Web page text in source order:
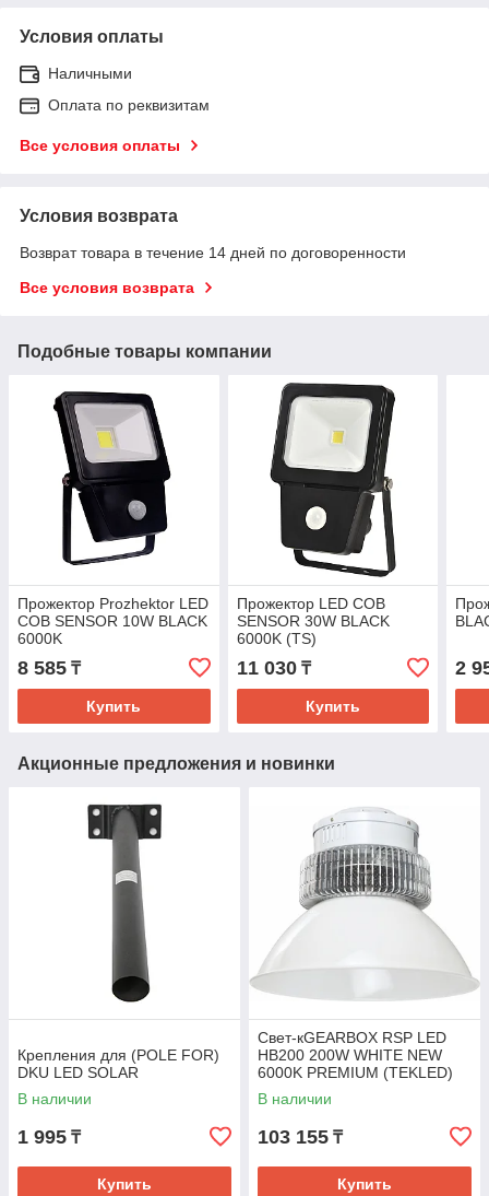
Условия оплаты
Наличными
Оплата по реквизитам
Все условия оплаты
Условия возврата
Возврат товара в течение 14 дней по договоренности
Все условия возврата
Подобные товары компании
Прожектор Prozhektor LED
COB SENSOR 10W BLACK
6000K
8 585 ₸
Купить
Прожектор LED COB
SENSOR 30W BLACK
6000K (TS)
11 030₸
Купить
2
Акционные предложения и новинки
Крепления для (POLE FOR)
DKU LED SOLAR
В наличии
1 995 ₸
Купить
Свет-кGEARBOX RSP LED
HB200 200W WHITE NEW
6000K PREMIUM (TEKLED)
В наличии
103 155 ₸
Купить